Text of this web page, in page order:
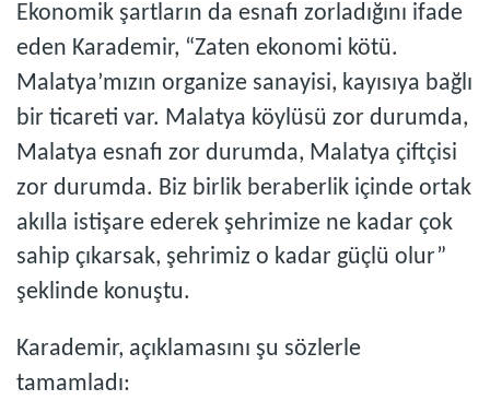
Ekonomik şartların da esnafı zorladığını ifade
eden Karademir, “Zaten ekonomi kötü.
Malatya’mızın organize sanayisi, kayısıya bağlı
bir ticareti var. Malatya köylüsü zor durumda,
Malatya esnafı zor durumda, Malatya çiftçisi
zor durumda. Biz birlik beraberlik içinde ortak
akılla istişare ederek şehrimize ne kadar çok
sahip çıkarsak, şehrimiz o kadar güçlü olur”
şeklinde konuştu.
Karademir, açıklamasını şu sözlerle
tamamladı: